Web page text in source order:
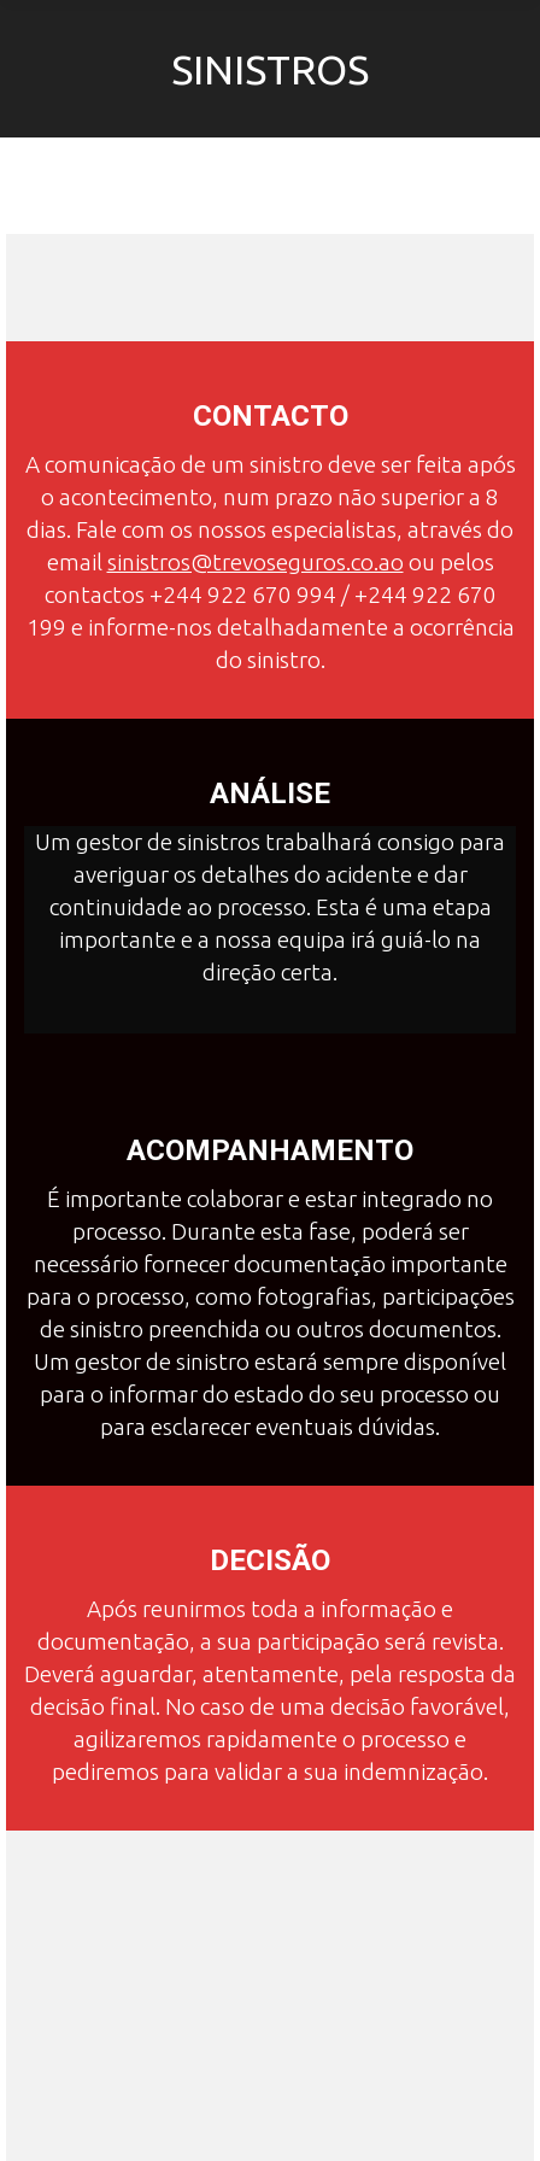
SINISTROS
CONTACTO
A comunicação de um sinistro deve ser feita após
o acontecimento, num prazo não superior a 8
dias. Fale com os nossos especialistas, através do
email sinistros@trevoseguros.co.ao ou pelos
contactos +244 922 670 994 / +244 922 670
199 e informe-nos detalhadamente a ocorrência
do sinistro.
ANÁLISE
Um gestor de sinistros trabalhará consigo para
averiguar os detalhes do acidente e dar
continuidade ao processo. Esta é uma etapa
importante e a nossa equipa irá guiá-lo na
direção certa.
ACOMPANHAMENTO
É importante colaborar e estar integrado no
processo. Durante esta fase, poderá ser
necessário fornecer documentação importante
para o processo, como fotografias, participações
de sinistro preenchida ou outros documentos.
Um gestor de sinistro estará sempre disponível
para o informar do estado do seu processo ou
para esclarecer eventuais dúvidas.
DECISÃO
Após reunirmos toda a informação e
documentação, a sua participação será revista.
Deverá aguardar, atentamente, pela resposta da
decisão final. No caso de uma decisão favorável,
agilizaremos rapidamente o processo e
pediremos para validar a sua indemnização.